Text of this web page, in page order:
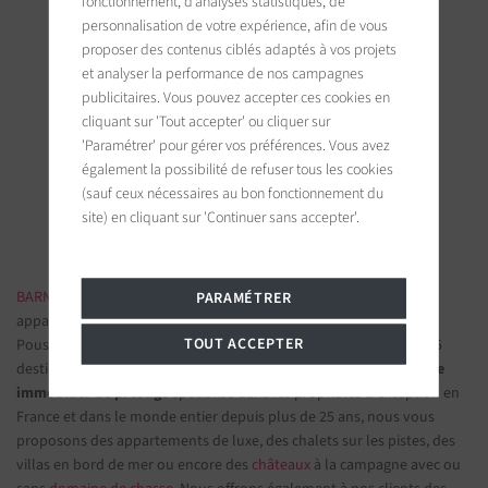
BARNES Saint-Tropez
9, avenue du 8 mai 1945
83990 Saint-Tropez, France
Suivez-nous sur les réseaux sociaux
BARNES IMMOBILIER DE LUXE- Les plus belles demeures et
appartements de prestige
Poussez la porte d'une de nosagences immobilières
parmi nos 75
destinations et confiez-nous vos projets d’investissement.Groupe
immobilier de prestigespécialisé dans les propriétés d'exception en
France et dans le monde entier depuis plus de 25 ans, nous vous
proposons des appartements de luxe, des chalets sur les pistes, des
villas en bord de mer ou encore des châteaux à la campagne avec ou
personnalisation de votre expérience, afin de vous
proposer des contenus ciblés adaptés à vos projets
et analyser la performance de nos campagnes
publicitaires. Vous pouvez accepter ces cookies en
cliquant sur 'Tout accepter' ou cliquer sur
'Paramétrer' pour gérer vos préférences. Vous avez
également la possibilité de refuser tous les cookies
(sauf ceux nécessaires au bon fonctionnement du
site) en cliquant sur 'Continuer sans accepter'.
PARAMÉTRER
TOUT ACCEPTER